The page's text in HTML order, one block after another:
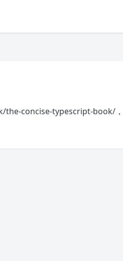
concise-typescript-book/